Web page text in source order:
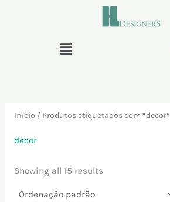
Menu
s
a
p
Início / Produtos etiquetados com “decor”
decor
Showing all 15 results